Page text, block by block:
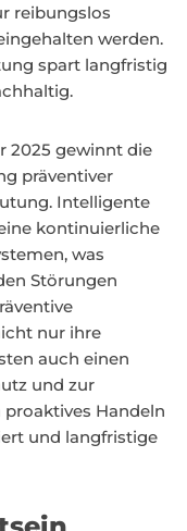
reibungslos
werden.
spart langfristig
2025 gewinnt die
präventiver
Intelligente
kontinuierliche
was
Störungen
nur ihre
auch einen
und zur
Handeln
und langfristige